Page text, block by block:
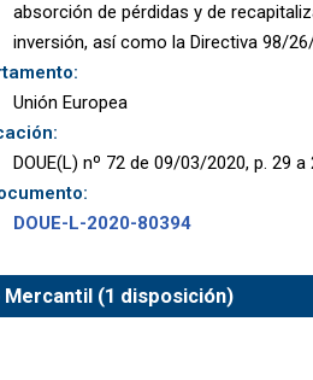
absorción de pérdidas y de
inversión, así como la Directiva 98/
Unión Europea
DOUE(L) nº 72 de 09/03/2020, p. 29 a
DOUE-L-2020-80394
Mercantil (1 disposición)